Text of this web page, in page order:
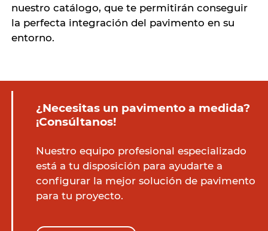
nuestro catálogo, que te permitirán conseguir
la perfecta integración del pavimento en su
entorno.
¿Necesitas un pavimento a medida?
¡Consúltanos!
Nuestro equipo profesional especializado
está a tu disposición para ayudarte a
configurar la mejor solución de pavimento
para tu proyecto.